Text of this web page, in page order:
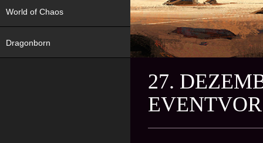
27.
World of Chaos
Dragonborn